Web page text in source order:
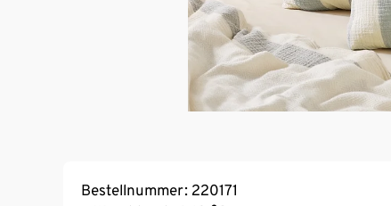
Bestellnummer: 220171